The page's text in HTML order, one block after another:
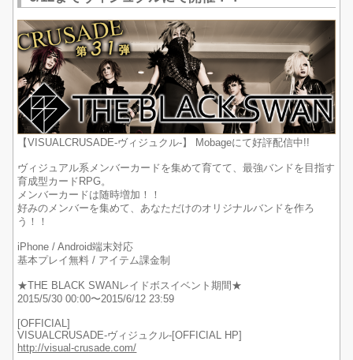
【VISUALCRUSADE-ヴィジュクル-】 Mobageにて好評配信中!!
ヴィジュアル系メンバーカードを集めて育てて、最強バンドを目指す
育成型カードRPG。
メンバーカードは随時増加！！
好みのメンバーを集めて、あなただけのオリジナルバンドを作ろ
う！！
iPhone / Android端末対応
基本プレイ無料 / アイテム課金制
★THE BLACK SWANレイドボスイベント期間★
2015/5/30 00:00〜2015/6/12 23:59
[OFFICIAL]
VISUALCRUSADE-ヴィジュクル-[OFFICIAL HP]
http://visual-crusade.com/